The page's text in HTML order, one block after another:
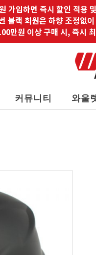
가입하면 즉시 할인 적용
블랙 회원은 하향 조정없
만원 이상 구매 시, 즉시
커뮤니티 와울